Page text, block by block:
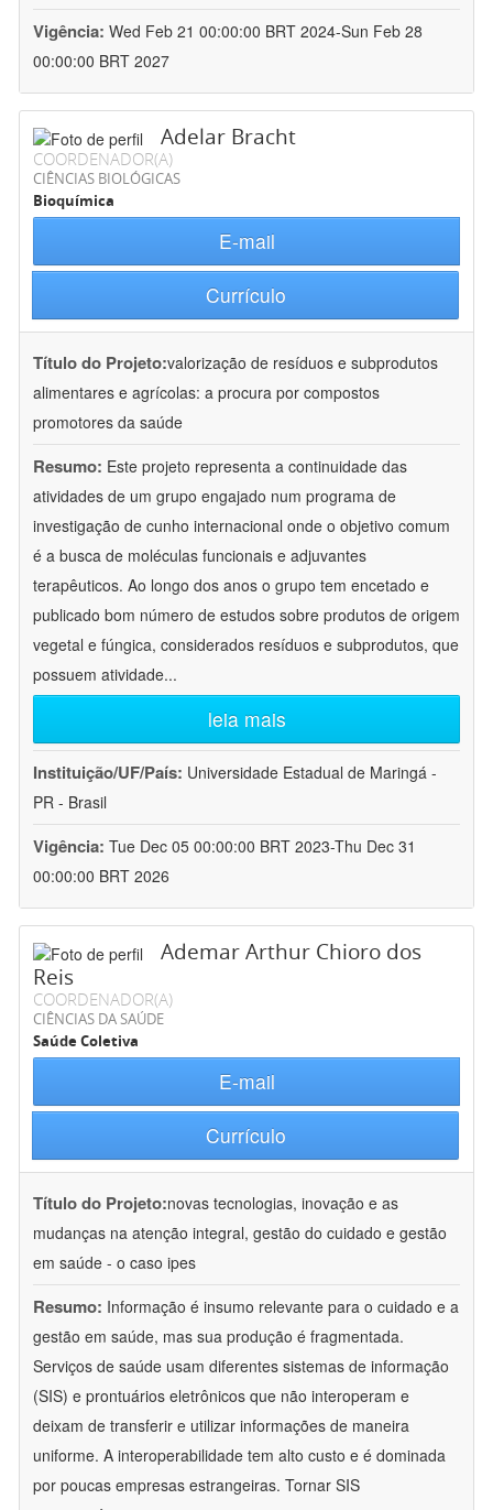
Vigência: Wed Feb 21 00:00:00 BRT 2024-Sun Feb 28
00:00:00 BRT 2027
Adelar Bracht
COORDENADOR(A)
CIÊNCIAS BIOLÓGICAS
Bioquímica
E-mail
Currículo
Título do Projeto:valorização de resíduos e subprodutos
alimentares e agrícolas: a procura por compostos
promotores da saúde
Resumo: Este projeto representa a continuidade das
atividades de um grupo engajado num programa de
investigação de cunho internacional onde o objetivo comum
é a busca de moléculas funcionais e adjuvantes
terapêuticos. Ao longo dos anos o grupo tem encetado e
publicado bom número de estudos sobre produtos de origem
vegetal e fúngica, considerados resíduos e subprodutos, que
possuem atividade...
leia mais
Instituição/UF/País: Universidade Estadual de Maringá -
PR - Brasil
Vigência: Tue Dec 05 00:00:00 BRT 2023-Thu Dec 31
00:00:00 BRT 2026
Ademar Arthur Chioro dos
Reis
COORDENADOR(A)
CIÊNCIAS DA SAÚDE
Saúde Coletiva
E-mail
Currículo
Título do Projeto:novas tecnologias, inovação e as
mudanças na atenção integral, gestão do cuidado e gestão
em saúde - o caso ipes
Resumo: Informação é insumo relevante para o cuidado e a
gestão em saúde, mas sua produção é fragmentada.
Serviços de saúde usam diferentes sistemas de informação
(SIS) e prontuários eletrônicos que não interoperam e
deixam de transferir e utilizar informações de maneira
uniforme. A interoperabilidade tem alto custo e é dominada
por poucas empresas estrangeiras. Tornar SIS